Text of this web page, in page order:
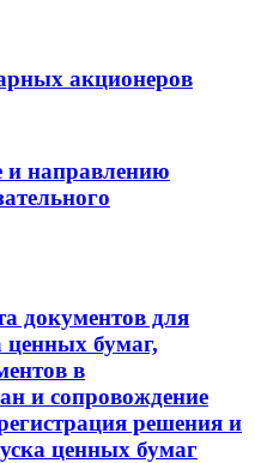
акционеров
и направлению
документов для
ценных бумаг,
в
и сопровождение
решения и
ценных бумаг